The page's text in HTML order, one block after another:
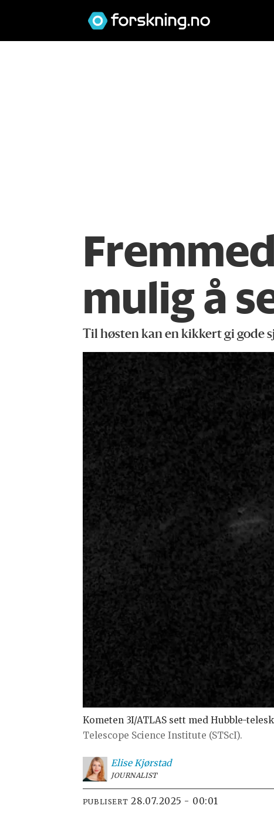
mulig å
Til høsten kan en kikkert gi gode
Kometen 3I/ATLAS sett med Hubble-
Telescope Science Institute (STScI).
Elise Kjørstad
JOURNALIST
PUBLISERT 28.07.2025 - 00:01